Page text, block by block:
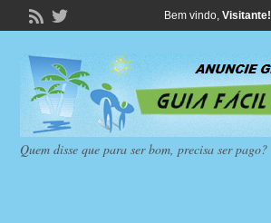
Bem vindo, Visitante!
Quem disse que para ser bom, precisa ser pago?